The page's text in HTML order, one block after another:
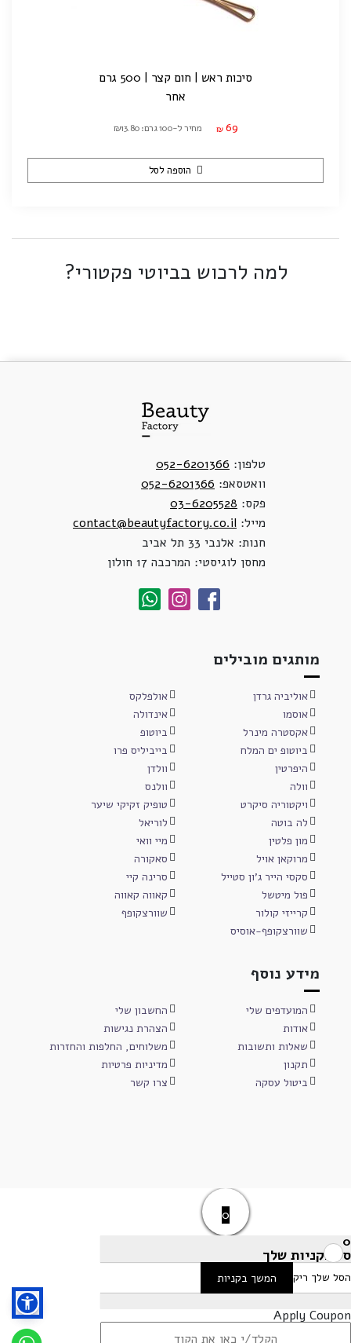
סיכות ראש | חום קצר | 500 גרם
אחר
₪ 69 מחיר ל-100 גרם: ₪13.80
הוספה לסל
למה לרכוש בביוטי פקטורי?
טלפון: 052-6201366
וואטסאפ: 052-6201366
פקס: 03-6205528
מייל: contact@beautyfactory.co.il
חנות: אלנבי 33 תל אביב
מחסן לוגיסטי: המרכבה 17 חולון
מותגים מובילים
אוליביה גרדן
אולפלקס
אוסמו
אינדולה
אקסטרה מינרל
ביוטופ
ביוטופ ים המלח
בייביליס פרו
היפרטין
וולדן
וולה
וולנס
ויקטוריה סיקרט
טופיק זקיקי שיער
לה בוטה
לוריאל
מון פלטין
מיי וואי
מרוקאן אויל
סאקורה
סקסי הייר ג'ון סטייל
סרינה קיי
פול מיטשל
קאווה קאווה
קרייזי קולור
שוורצקופף
שוורצקופף-אוסיס
מידע נוסף
המועדפים שלי
החשבון שלי
אודות
הצהרת נגישות
שאלות ותשובות
משלוחים, החלפות והחזרות
תקנון
מדיניות פרטיות
ביטול עסקה
צרו קשר
0
0
סל הקניות שלך
הסל שלך ריק המשך בקניות
Apply Coupon